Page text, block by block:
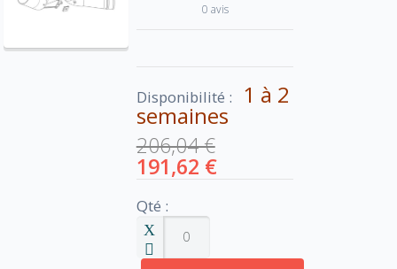
0 avis
Disponibilité : 1 à 2
semaines
206,04 €
191,62 €
Qté :